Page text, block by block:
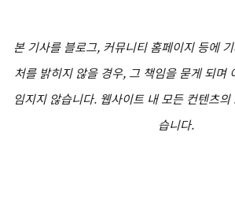
본 기사를 블로그, 커뮤니티 홈페이지 등에
처를 밝히지 않을 경우, 그 책임을 묻게 되며
임지지 않습니다. 웹사이트 내 모든 컨텐츠
습니다.